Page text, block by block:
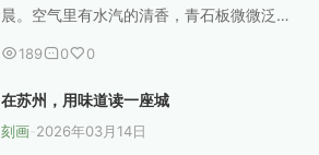
晨。空气里有水汽的清香，青石板微微泛
不张扬，它更像一位静静读书的女子，低
眉浅笑，却藏着千年的故事。 城里的水，
189 0 0
在苏州，用味道读一座城
刻画 2026年03月14日